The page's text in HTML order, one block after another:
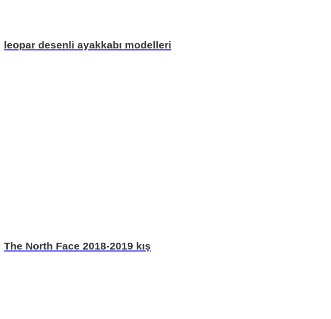
leopar desenli ayakkabı modelleri
The North Face 2018-2019 kış